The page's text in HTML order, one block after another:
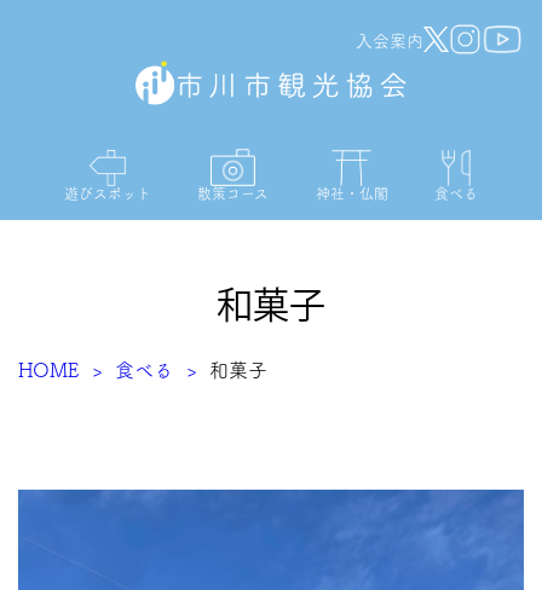
入会案内
遊びスポット 散策コース 神社・仏閣 食べる
和菓子
HOME 食べる 和菓子